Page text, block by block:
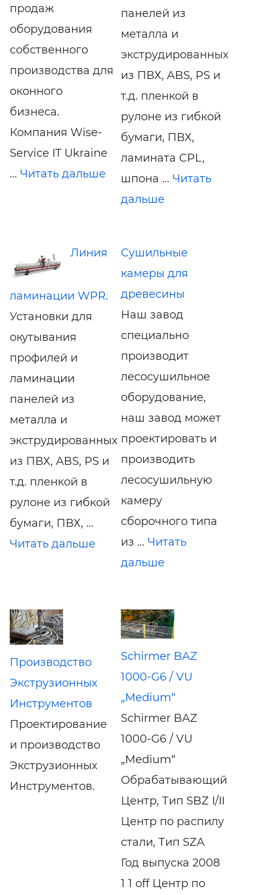
продаж
оборудования
собственного
производства для
оконного
бизнеса.
Компания Wise-
Service IT Ukraine
... Читать дальше
панелей из
металла и
экструдированных
из ПВХ, ABS, PS и
т.д. пленкой в
рулоне из гибкой
бумаги, ПВХ,
ламината CPL,
шпона ... Читать
дальше
Линия
ламинации WPR.
Установки для
окутывания
профилей и
ламинации
панелей из
металла и
экструдированных
из ПВХ, ABS, PS и
т.д. пленкой в
рулоне из гибкой
бумаги, ПВХ, ...
Читать дальше
Сушильные
камеры для
древесины
Наш завод
специально
производит
лесосушильное
оборудование,
наш завод может
проектировать и
производить
лесосушильную
камеру
сборочного типа
из ... Читать
дальше
Производство
Экструзионных
Инструментов
Проектирование
и производство
Экструзионных
Инструментов.
Schirmer BAZ
1000-G6 / VU
„Medium“
Schirmer BAZ
1000-G6 / VU
„Medium“
Обрабатывающий
Центр, Тип SBZ I/II
Центр по распилу
стали, Тип SZA
Год выпуска 2008
1 1 off Центр по